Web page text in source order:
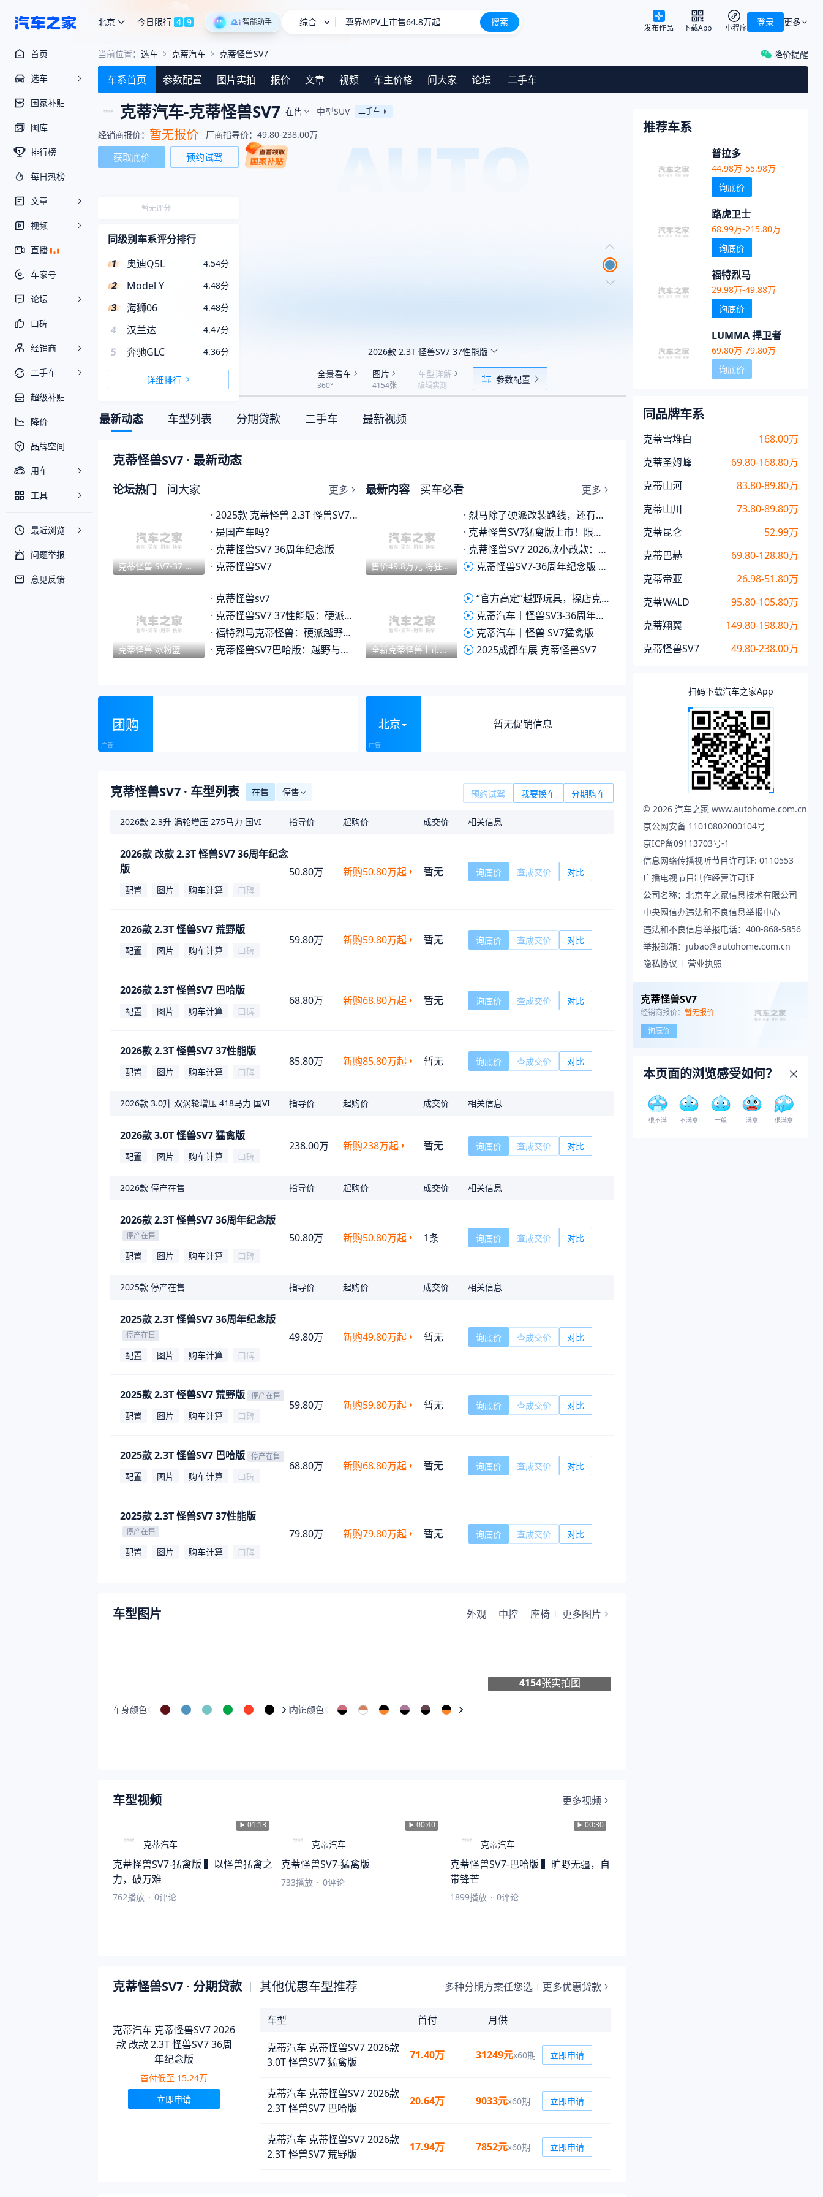
北京 今日限行 4 9 智能助手 综合 尊界MPV上市售64.8万起 搜索 更多
登录
发布作品 下载App 小程序
首页
选车
国家补贴
图库
排行榜
每日热榜
文章
视频
直播
车家号
论坛
口碑
经销商
二手车
超级补贴
降价
品牌空间
用车
工具
最近浏览
问题举报
意见反馈
当前位置： 选车 克蒂汽车 克蒂怪兽SV7 降价提醒
车系首页 参数配置 图片实拍 报价 文章 视频 车主价格 问大家 论坛 二手车
克蒂汽车-克蒂怪兽SV7 在售 中型SUV 二手车
经销商报价： 暂无报价 厂商指导价： 49.80-238.00万
获取底价 预约试驾
暂无评分
同级别车系评分排行
奥迪Q5L
4.54分
Model Y 4.48分
海狮06 4.48分
4 汉兰达 4.47分
5 奔驰GLC 4.36分
详细排行
2026款 2.3T 怪兽SV7 37性能版
全景看车
360°
图片
4154张
车型详解
编辑实测
参数配置
最新动态 车型列表 分期贷款 二手车 最新视频
克蒂怪兽SV7 · 最新动态
论坛热门 问大家 更多
克蒂怪兽 SV7-37 性能版升级改装
· 2025款 克蒂怪兽 2.3T 怪兽SV7 巴哈本
· 是国产车吗？
· 克蒂怪兽SV7 36周年纪念版
· 克蒂怪兽SV7
克蒂怪兽 冰粉蓝
· 克蒂怪兽sv7
· 克蒂怪兽SV7 37性能版：硬派越野的极致进化
· 福特烈马克蒂怪兽：硬派越野的巅峰之作
· 克蒂怪兽SV7巴哈版：越野与豪华的无畏宣言
最新内容 买车必看 更多
售价49.8万元 将狂野进行到底！克蒂怪兽SV7 36周年纪念版上市！
· 烈马除了硬派改装路线，还有哪些新玩儿法？
· 克蒂怪兽SV7猛禽版上市！限量99台，售价238万，搭载3.0T+三把锁
· 克蒂怪兽SV7 2026款小改款：一台官改越野车的许诺、兑现与代价
克蒂怪兽SV7-36周年纪念版 ▌三十六载，一脉相承
全新克蒂怪兽上市，售价50.8万！方盒子硬朗外观，搭载2.3T+10AT
“官方高定”越野玩具，探店克蒂怪兽SV7，个性最张扬的签名
克蒂汽车丨怪兽SV3-36周年纪念版
克蒂汽车丨怪兽 SV7猛禽版
2025成都车展 克蒂怪兽SV7
团购 北京 暂无促销信息
克蒂怪兽SV7 · 车型列表 在售 停售 预约试驾 我要换车 分期购车
2026款 2.3升 涡轮增压 275马力 国VI 指导价 起购价 成交价 相关信息
2026款 改款 2.3T 怪兽SV7 36周年纪念
版
配置 图片 购车计算 口碑
50.80万 新购50.80万起 暂无 询底价 查成交价 对比
2026款 2.3T 怪兽SV7 荒野版
配置 图片 购车计算 口碑
59.80万 新购59.80万起 暂无 询底价 查成交价 对比
2026款 2.3T 怪兽SV7 巴哈版
配置 图片 购车计算 口碑
68.80万 新购68.80万起 暂无 询底价 查成交价 对比
2026款 2.3T 怪兽SV7 37性能版
配置 图片 购车计算 口碑
85.80万 新购85.80万起 暂无 询底价 查成交价 对比
2026款 3.0升 双涡轮增压 418马力 国VI 指导价 起购价 成交价 相关信息
2026款 3.0T 怪兽SV7 猛禽版
配置 图片 购车计算 口碑
238.00万 新购238万起 暂无 询底价 查成交价 对比
2026款 停产在售 指导价 起购价 成交价 相关信息
2026款 2.3T 怪兽SV7 36周年纪念版
停产在售
配置 图片 购车计算 口碑
50.80万 新购50.80万起 1条 询底价 查成交价 对比
2025款 停产在售 指导价 起购价 成交价 相关信息
2025款 2.3T 怪兽SV7 36周年纪念版
停产在售
配置 图片 购车计算 口碑
49.80万 新购49.80万起 暂无 询底价 查成交价 对比
2025款 2.3T 怪兽SV7 荒野版 停产在售
配置 图片 购车计算 口碑
59.80万 新购59.80万起 暂无 询底价 查成交价 对比
2025款 2.3T 怪兽SV7 巴哈版 停产在售
配置 图片 购车计算 口碑
68.80万 新购68.80万起 暂无 询底价 查成交价 对比
2025款 2.3T 怪兽SV7 37性能版
停产在售
配置 图片 购车计算 口碑
79.80万 新购79.80万起 暂无 询底价 查成交价 对比
车型图片 外观 中控 座椅 更多图片
4154张实拍图
车身颜色 内饰颜色
车型视频 更多视频
01:13
克蒂汽车
克蒂怪兽SV7-猛禽版 ▍以怪兽猛禽之
力，破万难
762播放 · 0评论
00:40
克蒂汽车
克蒂怪兽SV7-猛禽版
733播放 · 0评论
00:30
克蒂汽车
克蒂怪兽SV7-巴哈版 ▍旷野无疆，自
带锋芒
1899播放 · 0评论
克蒂怪兽SV7 · 分期贷款 其他优惠车型推荐 多种分期方案任您选 更多优惠贷款
克蒂汽车 克蒂怪兽SV7 2026
款 改款 2.3T 怪兽SV7 36周
年纪念版
首付低至 15.24万
立即申请
车型 首付 月供
克蒂汽车 克蒂怪兽SV7 2026款
3.0T 怪兽SV7 猛禽版
71.40万 31249元x60期 立即申请
克蒂汽车 克蒂怪兽SV7 2026款
2.3T 怪兽SV7 巴哈版
20.64万 9033元x60期 立即申请
克蒂汽车 克蒂怪兽SV7 2026款
2.3T 怪兽SV7 荒野版
17.94万 7852元x60期 立即申请
推荐车系
普拉多
44.98万-55.98万
询底价
路虎卫士
68.99万-215.80万
询底价
福特烈马
29.98万-49.88万
询底价
LUMMA 捍卫者
69.80万-79.80万
询底价
同品牌车系
克蒂雪堆白
168.00万
克蒂圣姆峰
69.80-168.80万
克蒂山河
83.80-89.80万
克蒂山川
73.80-89.80万
克蒂昆仑
52.99万
克蒂巴赫
69.80-128.80万
克蒂帝亚
26.98-51.80万
克蒂WALD
95.80-105.80万
克蒂翔翼
149.80-198.80万
克蒂怪兽SV7
49.80-238.00万
扫码下载汽车之家App
© 2026汽车之家 www.autohome.com.cn
京公网安备 11010802000104号
京ICP备09113703号-1
信息网络传播视听节目许可证: 0110553
广播电视节目制作经营许可证
公司名称：北京车之家信息技术有限公司
中央网信办违法和不良信息举报中心
违法和不良信息举报电话：400-868-5856
举报邮箱：jubao@autohome.com.cn
隐私协议
营业执照
克蒂怪兽SV7
经销商报价： 暂无报价
询底价
本页面的浏览感受如何？
很不满 不满意 一般 满意 很满意